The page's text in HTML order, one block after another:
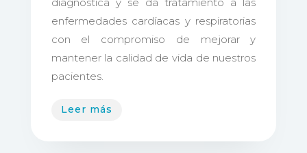
enfermedades cardíacas y respiratorias
con el compromiso de mejorar y
mantener la calidad de vida de nuestros
pacientes.
Leer más